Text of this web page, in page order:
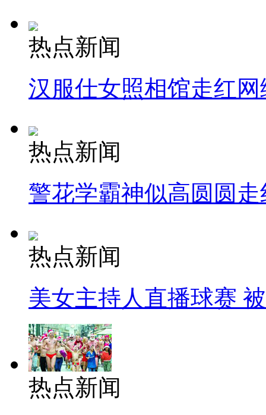
热点新闻
汉服仕女照相馆走红网
热点新闻
警花学霸神似高圆圆走
热点新闻
美女主持人直播球赛
热点新闻